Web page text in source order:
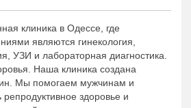
клиника в Одессе, где
являются гинекология,
УЗИ и лабораторная диагностика.
Наша клиника создана
Мы помогаем мужчинам и
здоровье и